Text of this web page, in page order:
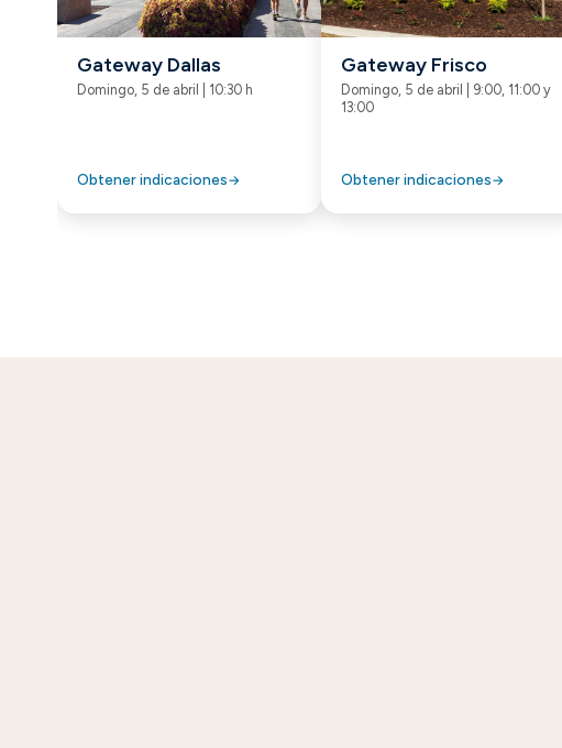
Gateway Dallas
Domingo, 5 de abril | 10:30 h
Obtener indicaciones
Gateway Frisco
Domingo, 5 de abril | 9:00, 11:00 y
13:00
Obtener indicaciones